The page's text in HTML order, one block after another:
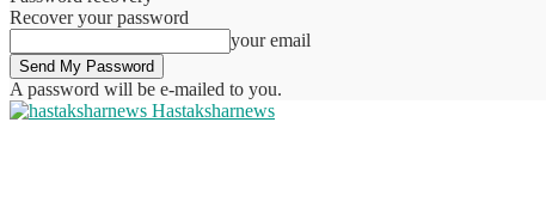
Recover your password
your email
A password will be e-mailed to you.
Hastaksharnews